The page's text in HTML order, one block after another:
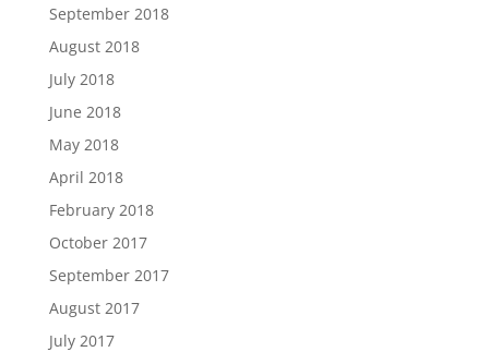
September 2018
August 2018
July 2018
June 2018
May 2018
April 2018
February 2018
October 2017
September 2017
August 2017
July 2017